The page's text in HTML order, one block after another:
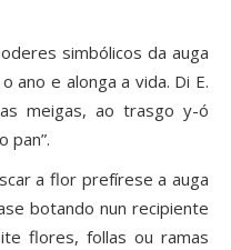
simbólicos da auga
ano e alonga a vida. Di E.
meigas, ao trasgo y-ó
pan”.
a flor prefírese a auga
botando nun recipiente
flores, follas ou ramas